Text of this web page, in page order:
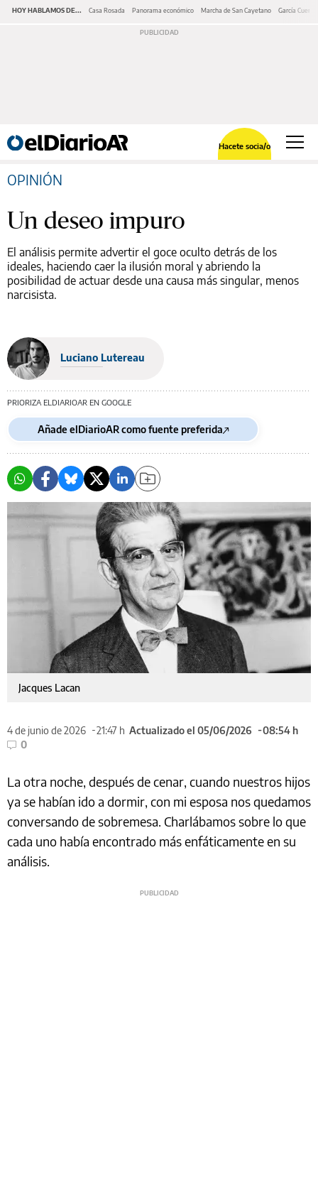
HOY HABLAMOS DE... Casa Rosada Panorama económico Marcha de San Cayetano García Cuerva
Hacete socia/o
OPINIÓN
Un deseo impuro
El análisis permite advertir el goce oculto detrás de los
ideales, haciendo caer la ilusión moral y abriendo la
posibilidad de actuar desde una causa más singular, menos
narcisista.
Luciano Lutereau
PRIORIZA ELDIARIOAR EN GOOGLE
Añade elDiarioAR como fuente preferida
Jacques Lacan
4 de junio de 2026 21:47 h Actualizado el 05/06/2026
08:54 h
0
La otra noche, después de cenar, cuando nuestros hijos
ya se habían ido a dormir, con mi esposa nos quedamos
conversando de sobremesa. Charlábamos sobre lo que
cada uno había encontrado más enfáticamente en su
análisis.